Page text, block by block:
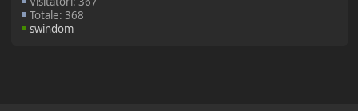
Totale: 368
swindom